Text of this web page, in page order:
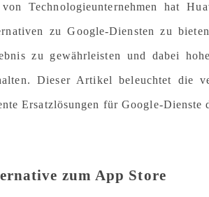
Technologieunternehmen hat
zu Google-Diensten zu
zu gewährleisten und dabei
Dieser Artikel beleuchtet die
Ersatzlösungen für Google-Dienste
zum App Store